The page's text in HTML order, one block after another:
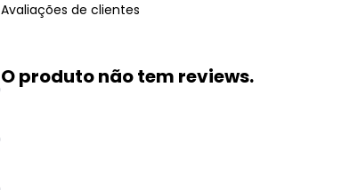
Avaliações de clientes
O produto não tem reviews.